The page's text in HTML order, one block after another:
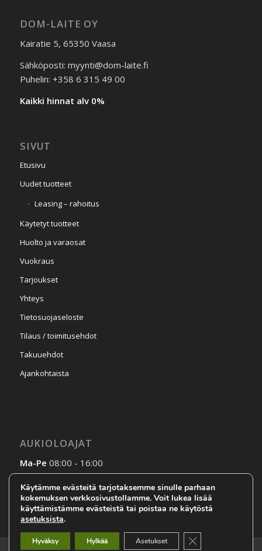
DOM-LAITE OY
Kairatie 5, 65350 Vaasa
Sähköposti: myynti@dom-laite.fi
Puhelin: +358 6 315 49 00
Kaikki hinnat alv 0%
SIVUT
Etusivu
Uudet tuotteet
Leasing – rahoitus
Käytetyt tuotteet
Huolto ja varaosat
Vuokraus
Tarjoukset
Yhteys
Tietosuojaseloste
Tilaus / toimitusehdot
Takuuehdot
Ajankohtaista
AUKIOLOAJAT
Ma-Pe 08:00 - 16:00
La-SuSopimuksen mukaan
Käytämme evästeitä tarjotaksemme sinulle parhaan
kokemuksen verkkosivustollamme. Voit lukea lisää
käyttämistämme evästeistä tai poistaa ne käytöstä
asetuksista.
Hyväksy Hylkää Asetukset Sulje evästebanneri